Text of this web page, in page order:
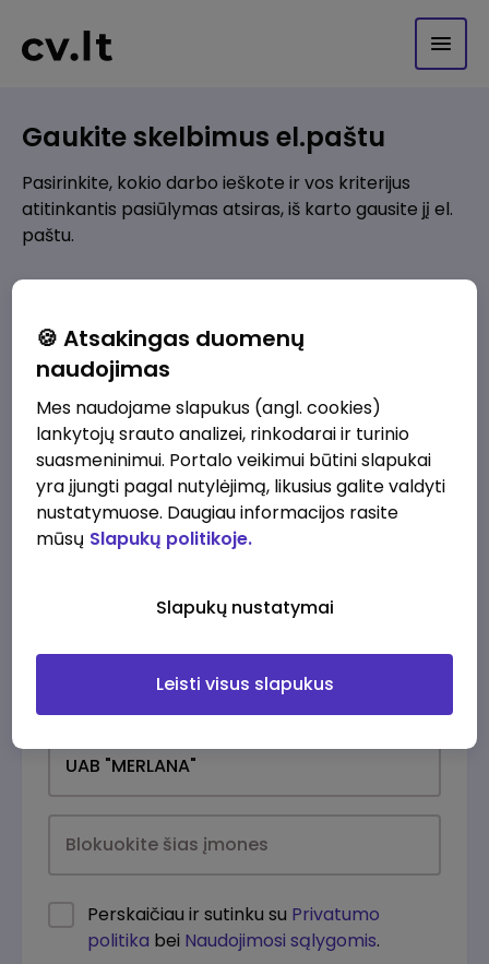
Gaukite skelbimus el.paštu
Pasirinkite, kokio darbo ieškote ir vos kriterijus
atitinkantis pasiūlymas atsiras, iš karto gausite jį el.
paštu.
Pridėti naują
Kokios srities darbo pasiūlymai jus domina?
Pridėti naują
Perskaičiau ir sutinku su Privatumo
politika bei Naudojimosi sąlygomis.
🍪 Atsakingas duomenų
naudojimas
Mes naudojame slapukus (angl. cookies)
lankytojų srauto analizei, rinkodarai ir turinio
suasmeninimui. Portalo veikimui būtini slapukai
yra įjungti pagal nutylėjimą, likusius galite valdyti
nustatymuose. Daugiau informacijos rasite
mūsų Slapukų politikoje.
Slapukų nustatymai
Leisti visus slapukus